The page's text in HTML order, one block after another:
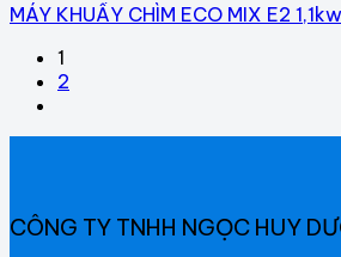
MÁY KHUẤY CHÌM ECO MIX E2
1
2
CÔNG TY TNHH NGỌC HUY